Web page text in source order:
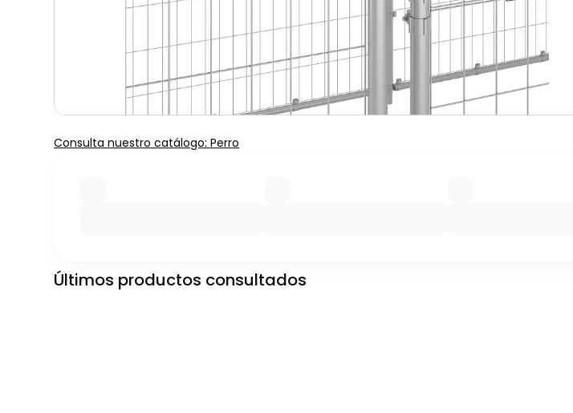
Consulta nuestro catálogo: Perro
Últimos productos consultados